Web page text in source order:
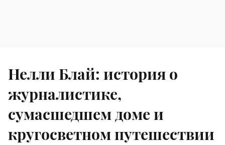
Нелли Блай: история о
журналистике,
сумасшедшем доме и
кругосветном путешествии